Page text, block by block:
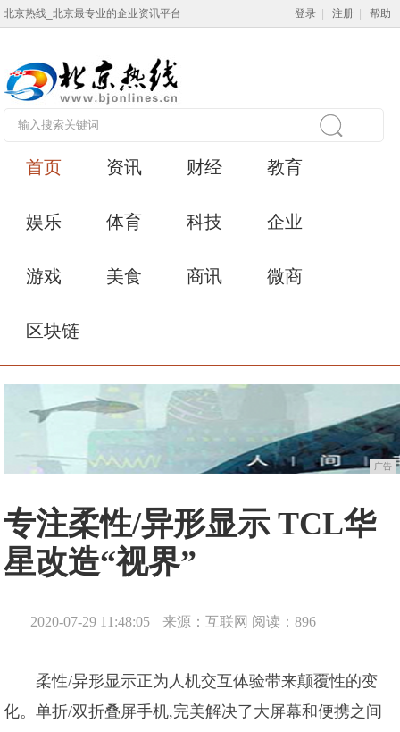
北京热线_北京最专业的企业资讯平台 登录 注册 帮助
首页 资讯 财经 教育
娱乐 体育 科技 企业
游戏 美食 商讯 微商
区块链
广告
专注柔性/异形显示 TCL华
星改造“视界”
2020-07-29 11:48:05 来源：互联网 阅读：896
柔性/异形显示正为人机交互体验带来颠覆性的变
化。单折/双折叠屏手机,完美解决了大屏幕和便携之间